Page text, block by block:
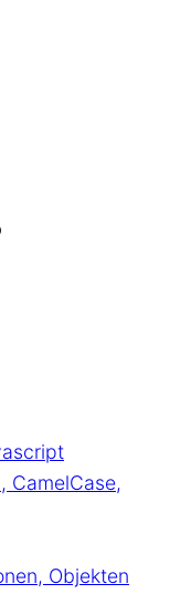
CamelCase,
Objekten